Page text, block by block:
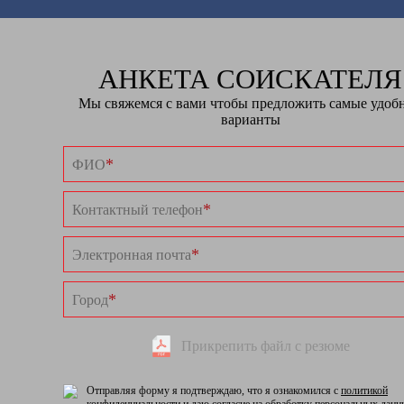
АНКЕТА СОИСКАТЕЛЯ
Мы свяжемся с вами чтобы предложить самые
варианты
ФИО*
Контактный телефон*
Электронная почта*
Город*
Прикрепить файл с резюме
Отправляя форму я подтверждаю, что я ознакомился с политикой